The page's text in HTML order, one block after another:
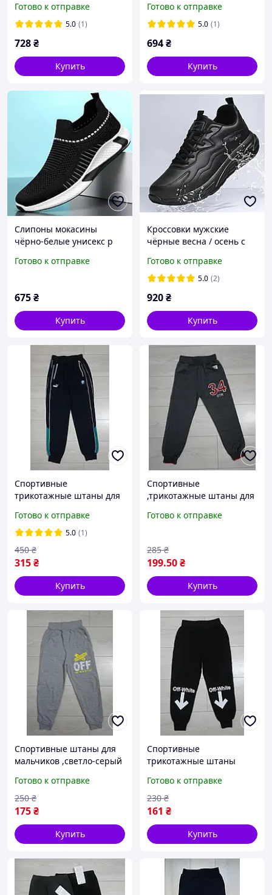
Готово к отправке
5.0 (1)
728₴
Купить
Готово к отправке
5.0 (1)
694₴
Купить
Слипоны мокасины
чёрно-белые унисекс р
Готово к отправке
675₴
Купить
Кроссовки мужские
чёрные весна / осень с
45(29см)
Готово к отправке
5.0 (2)
920₴
Купить
Спортивные
трикотажные штаны для
р 152;158
Готово к отправке
5.0 (1)
315₴
450 ₴
Купить
Спортивные
,трикотажные штаны для
р 122
Готово к отправке
199.50₴
285 ₴
Купить
Спортивные штаны для
мальчиков ,светло-серый
128
Готово к отправке
175₴
250 ₴
Купить
Спортивные
трикотажные штаны
накаткой "OFF WITE" р
134
Готово к отправке
161 ₴
230 ₴
Купить